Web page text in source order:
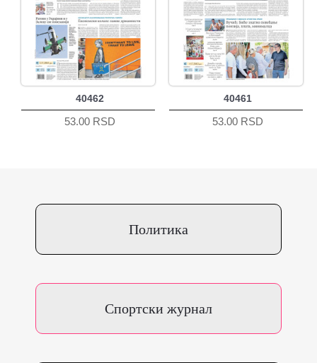
40462
53.00 RSD
40461
53.00 RSD
Политика
Спортски журнал